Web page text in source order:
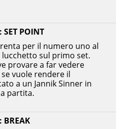
POINT
per il numero uno al
sul primo set.
provare a far vedere
vuole rendere il
a un Jannik Sinner in
partita.